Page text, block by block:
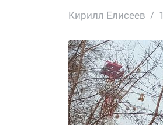
Кирилл Елисеев 1